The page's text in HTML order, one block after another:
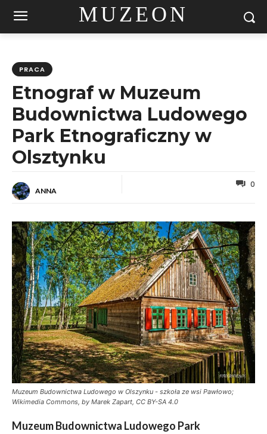
MUZEON
PRACA
Etnograf w Muzeum
Budownictwa Ludowego
Park Etnograficzny w
Olsztynku
ANNA
0
Muzeum Budownictwa Ludowego w Olszynku - szkoła ze wsi Pawłowo;
Wikimedia Commons, by Marek Zapart, CC BY-SA 4.0
Muzeum Budownictwa Ludowego Park